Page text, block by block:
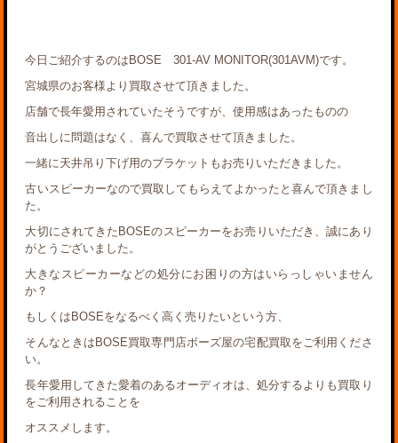
今日ご紹介するのはBOSE 301-AV MONITOR(301AVM)です。
宮城県のお客様より買取させて頂きました。
店舗で長年愛用されていたそうですが、使用感はあったものの
音出しに問題はなく、喜んで買取させて頂きました。
一緒に天井吊り下げ用のブラケットもお売りいただきました。
古いスピーカーなので買取してもらえてよかったと喜んで頂きまし
た。
大切にされてきたBOSEのスピーカーをお売りいただき、誠にあり
がとうございました。
大きなスピーカーなどの処分にお困りの方はいらっしゃいません
か？
もしくはBOSEをなるべく高く売りたいという方、
そんなときはBOSE買取専門店ボーズ屋の宅配買取をご利用くださ
い。
長年愛用してきた愛着のあるオーディオは、処分するよりも買取り
をご利用されることを
オススメします。